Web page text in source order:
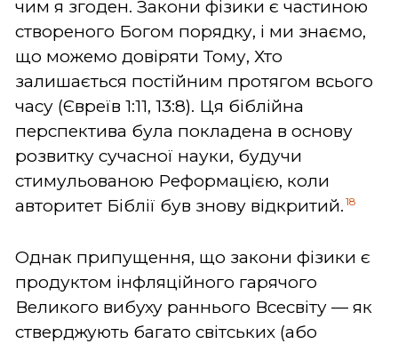
чим я згоден. Закони фізики є частиною
створеного Богом порядку, і ми знаємо,
що можемо довіряти Тому, Хто
залишається постійним протягом всього
часу (Євреїв 1:11, 13:8). Ця біблійна
перспектива була покладена в основу
розвитку сучасної науки, будучи
стимульованою Реформацією, коли
авторитет Біблії був знову відкритий. 18
Однак припущення, що закони фізики є
продуктом інфляційного гарячого
Великого вибуху раннього Всесвіту — як
стверджують багато світських (або